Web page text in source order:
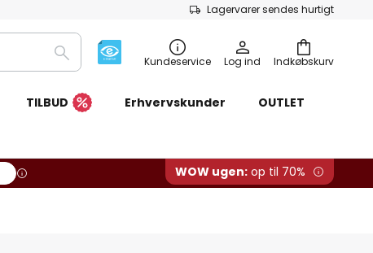
Lagervarer sendes hurtigt
Indkøbskurv
Søg Kundeservice Log ind
TILBUD Erhvervskunder OUTLET
WOW ugen: op til 70%